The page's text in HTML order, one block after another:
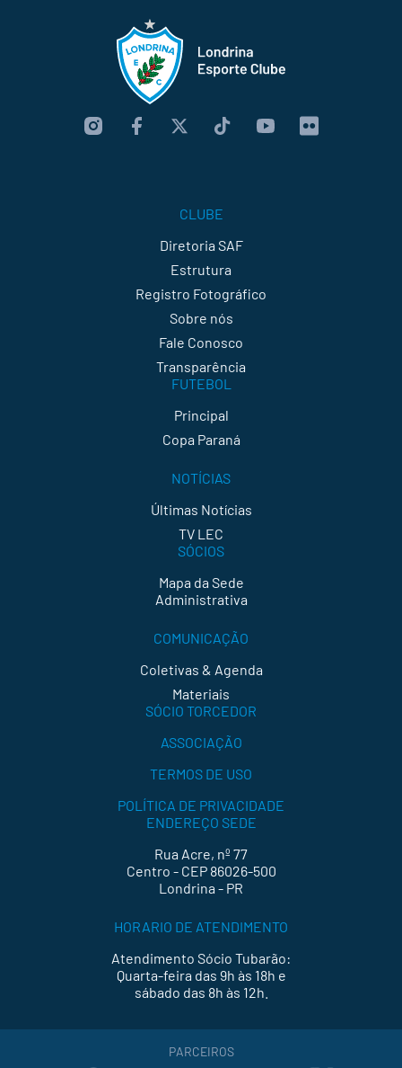
CLUBE
Diretoria SAF
Estrutura
Registro Fotográfico
Sobre nós
Fale Conosco
Transparência
FUTEBOL
Principal
Copa Paraná
NOTÍCIAS
Últimas Notícias
TV LEC
SÓCIOS
Mapa da Sede
Administrativa
COMUNICAÇÃO
Coletivas & Agenda
Materiais
SÓCIO TORCEDOR
ASSOCIAÇÃO
TERMOS DE USO
POLÍTICA DE PRIVACIDADE
ENDEREÇO SEDE
Rua Acre, nº 77
Centro - CEP 86026-500
Londrina - PR
HORARIO DE ATENDIMENTO
Atendimento Sócio Tubarão:
Quarta-feira das 9h às 18h e
sábado das 8h às 12h.
PARCEIROS